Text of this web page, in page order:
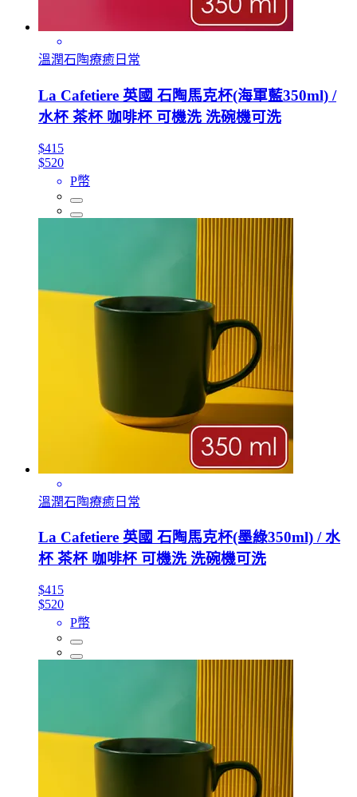
溫潤石陶療癒日常
La Cafetiere 英國 石陶馬克杯(海軍藍350ml) /
水杯 茶杯 咖啡杯 可機洗 洗碗機可洗
$415
$520
P幣
溫潤石陶療癒日常
La Cafetiere 英國 石陶馬克杯(墨綠350ml) / 水
杯 茶杯 咖啡杯 可機洗 洗碗機可洗
$415
$520
P幣